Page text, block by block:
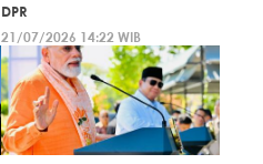
DPR
21/07/2026 14:22 WIB